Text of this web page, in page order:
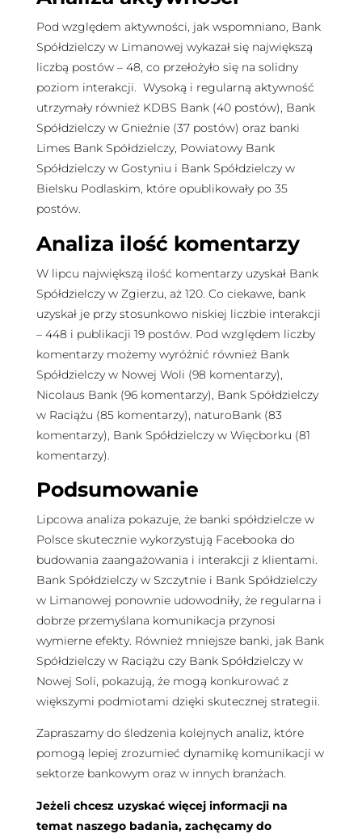
Pod względem aktywności, jak wspomniano, Bank
Spółdzielczy w Limanowej wykazał się największą
liczbą postów – 48, co przełożyło się na solidny
poziom interakcji. Wysoką i regularną aktywność
utrzymały również KDBS Bank (40 postów), Bank
Spółdzielczy w Gnieźnie (37 postów) oraz banki
Limes Bank Spółdzielczy, Powiatowy Bank
Spółdzielczy w Gostyniu i Bank Spółdzielczy w
Bielsku Podlaskim, które opublikowały po 35
postów.
Analiza ilość komentarzy
W lipcu największą ilość komentarzy uzyskał Bank
Spółdzielczy w Zgierzu, aż 120. Co ciekawe, bank
uzyskał je przy stosunkowo niskiej liczbie interakcji
– 448 i publikacji 19 postów. Pod względem liczby
komentarzy możemy wyróżnić również Bank
Spółdzielczy w Nowej Woli (98 komentarzy),
Nicolaus Bank (96 komentarzy), Bank Spółdzielczy
w Raciążu (85 komentarzy), naturoBank (83
komentarzy), Bank Spółdzielczy w Więcborku (81
komentarzy).
Podsumowanie
Lipcowa analiza pokazuje, że banki spółdzielcze w
Polsce skutecznie wykorzystują Facebooka do
budowania zaangażowania i interakcji z klientami.
Bank Spółdzielczy w Szczytnie i Bank Spółdzielczy
w Limanowej ponownie udowodniły, że regularna i
dobrze przemyślana komunikacja przynosi
wymierne efekty. Również mniejsze banki, jak Bank
Spółdzielczy w Raciążu czy Bank Spółdzielczy w
Nowej Soli, pokazują, że mogą konkurować z
większymi podmiotami dzięki skutecznej strategii.
Zapraszamy do śledzenia kolejnych analiz, które
pomogą lepiej zrozumieć dynamikę komunikacji w
sektorze bankowym oraz w innych branżach.
Jeżeli chcesz uzyskać więcej informacji na
temat naszego badania, zachęcamy do